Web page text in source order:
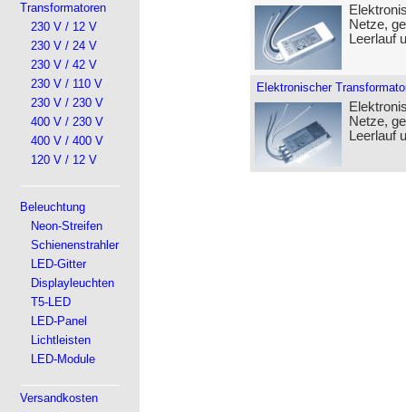
Transformatoren
230 V / 12 V
230 V / 24 V
230 V / 42 V
230 V / 110 V
230 V / 230 V
400 V / 230 V
400 V / 400 V
120 V / 12 V
Beleuchtung
Neon-Streifen
Schienenstrahler
LED-Gitter
Displayleuchten
T5-LED
LED-Panel
Lichtleisten
LED-Module
Versandkosten
Netze,
Leerlauf
Elektronischer
Netze,
Leerlauf